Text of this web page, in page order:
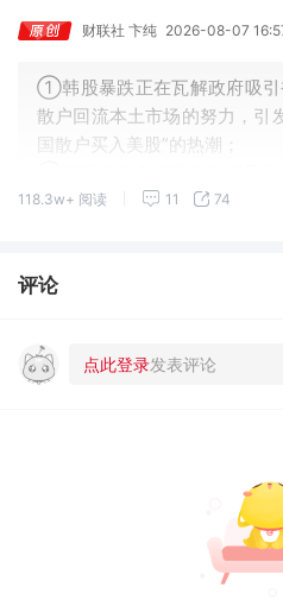
财联社 卞纯 2026-08-07
①韩股暴跌正在瓦解政府吸引
散户回流本土市场的努力，引
国散户买入美股”的热潮；
7月，韩国散户买入美股的规
118.3w+ 阅读 11 74
评论